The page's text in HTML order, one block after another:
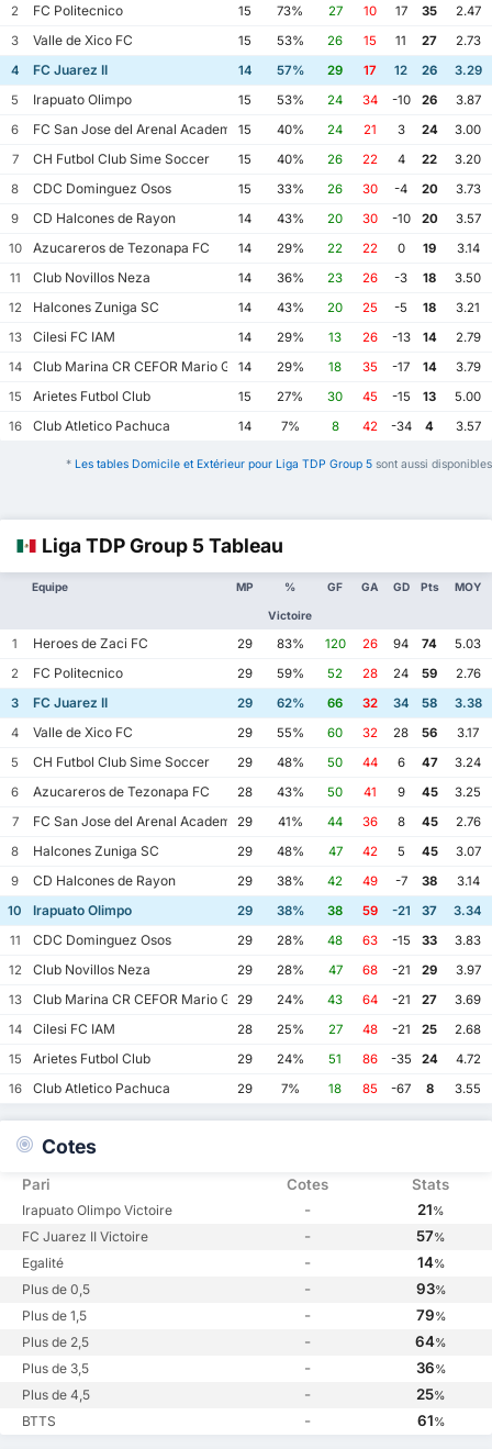
2
FC Politecnico 15 73% 27 10 17 35
2.47
3
Valle de Xico FC 15 53% 26 15 11 27
2.73
4
FC Juarez II 14 57% 29 17 12 26
3.29
5
Irapuato Olimpo 15 53% 24 34 -10 26
3.87
6
FC San Jose del Arenal Academia America Leyendas
15 40% 24 21 3 24
3.00
7
CH Futbol Club Sime Soccer 15 40% 26 22 4 22
3.20
8
CDC Dominguez Osos 15 33% 26 30 -4 20
3.73
9
CD Halcones de Rayon 14 43% 20 30 -10 20
3.57
10
Azucareros de Tezonapa FC 14 29% 22 22 0 19
3.14
11
Club Novillos Neza 14 36% 23 26 -3 18
3.50
12
Halcones Zuniga SC 14 43% 20 25 -5 18
3.21
13
Cilesi FC IAM 14 29% 13 26 -13 14
2.79
14
Club Marina CR CEFOR Mario Galvez
14 29% 18 35 -17 14
3.79
15
Arietes Futbol Club 15 27% 30 45 -15 13
5.00
16
Club Atletico Pachuca 14 7% 8 42 -34 4 3.57
* Les tables Domicile et Extérieur pour Liga TDP Group 5 sont aussi disponibles
Liga TDP Group 5 Tableau
Equipe MP %
Victoire
GF GA GD Pts MOY
1 Heroes de Zaci FC 29 83% 120 26 94 74
5.03
2
FC Politecnico 29 59% 52 28 24 59
2.76
3
FC Juarez II 29 62% 66 32 34 58
3.38
4
Valle de Xico FC 29 55% 60 32 28 56
3.17
5
CH Futbol Club Sime Soccer 29 48% 50 44 6 47
3.24
6
Azucareros de Tezonapa FC 28 43% 50 41 9 45
3.25
7
FC San Jose del Arenal Academia America Leyendas
29 41% 44 36 8 45
2.76
8
Halcones Zuniga SC 29 48% 47 42 5 45
3.07
9
CD Halcones de Rayon 29 38% 42 49 -7 38
3.14
10
Irapuato Olimpo 29 38% 38 59 -21 37
3.34
11
CDC Dominguez Osos 29 28% 48 63 -15 33
3.83
12
Club Novillos Neza 29 28% 47 68 -21 29
3.97
13
Club Marina CR CEFOR Mario Galvez
29 24% 43 64 -21 27
3.69
14
Cilesi FC IAM 28 25% 27 48 -21 25
2.68
15
Arietes Futbol Club 29 24% 51 86 -35 24
4.72
16
Club Atletico Pachuca 29 7% 18 85 -67 8 3.55
Cotes
Pari Cotes Stats
Irapuato Olimpo Victoire - 21%
FC Juarez II Victoire - 57%
Egalité - 14%
Plus de 0,5 - 93%
Plus de 1,5 - 79%
Plus de 2,5 - 64%
Plus de 3,5 - 36%
Plus de 4,5 - 25%
BTTS - 61%